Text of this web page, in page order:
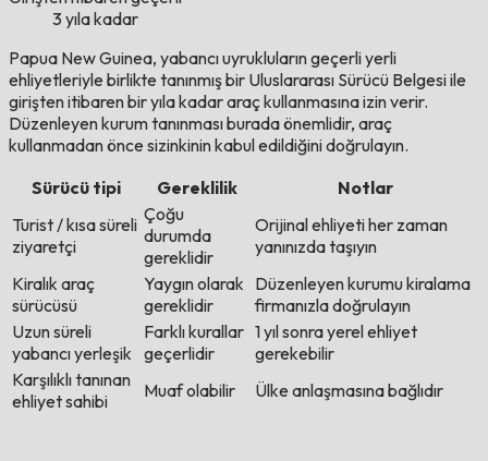
3 yıla kadar
Papua New Guinea, yabancı uyrukluların geçerli yerli
ehliyetleriyle birlikte tanınmış bir Uluslararası Sürücü Belgesi ile
girişten itibaren bir yıla kadar araç kullanmasına izin verir.
Düzenleyen kurum tanınması burada önemlidir, araç
kullanmadan önce sizinkinin kabul edildiğini doğrulayın.
Sürücü tipi
Gereklilik
Notlar
Turist / kısa süreli
ziyaretçi
Çoğu
durumda
gereklidir
Orijinal ehliyeti her zaman
yanınızda taşıyın
Kiralık araç
sürücüsü
Yaygın olarak
gereklidir
Düzenleyen kurumu kiralama
firmanızla doğrulayın
Uzun süreli
yabancı yerleşik
Farklı kurallar
geçerlidir
1 yıl sonra yerel ehliyet
gerekebilir
Karşılıklı tanınan
ehliyet sahibi
Muaf olabilir Ülke anlaşmasına bağlıdır